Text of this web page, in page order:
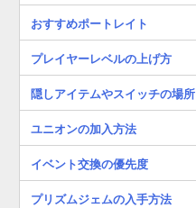
おすすめポートレイト
プレイヤーレベルの上げ方
隠しアイテムやスイッチの場所
ユニオンの加入方法
イベント交換の優先度
プリズムジェムの入手方法